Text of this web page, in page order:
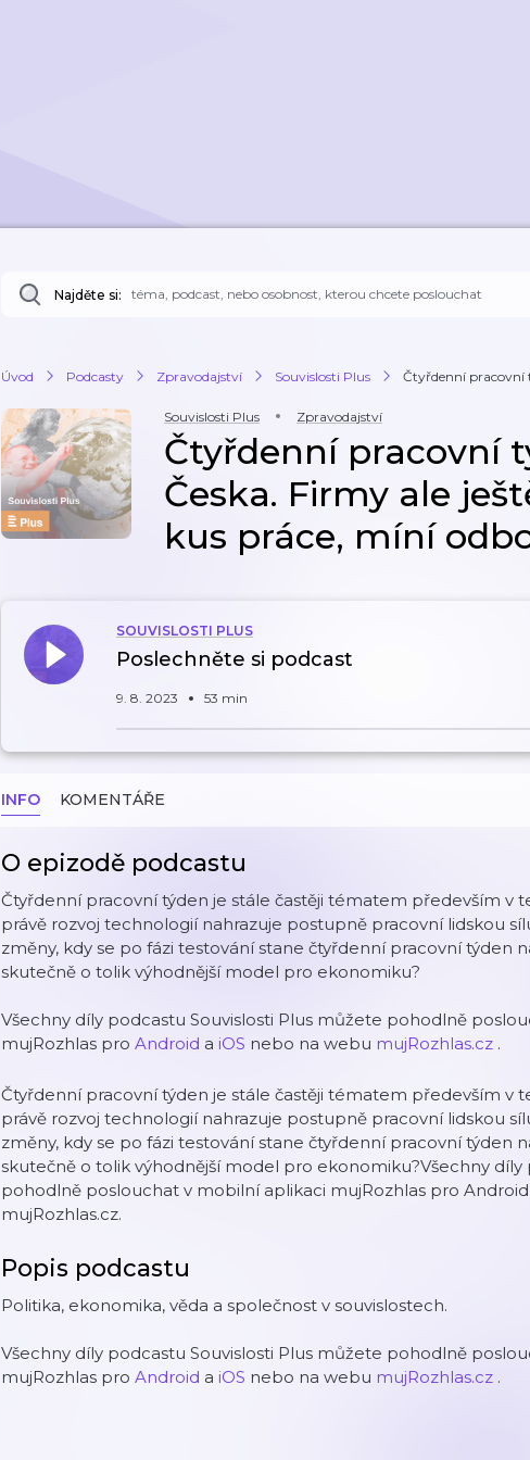
Najděte si:
Úvod Podcasty Zpravodajství Souvislosti Plus Čtyřdenní pracovní
Souvislosti Plus Zpravodajství
Čtyřdenní pracovní
Česka. Firmy ale
kus práce, míní
SOUVISLOSTI PLUS
Poslechněte si podcast
9. 8. 2023 53 min
INFO KOMENTÁŘE
O epizodě podcastu
Čtyřdenní pracovní týden je stále častěji tématem především v
právě rozvoj technologií nahrazuje postupně pracovní lidskou
změny, kdy se po fázi testování stane čtyřdenní pracovní týden
skutečně o tolik výhodnější model pro ekonomiku?
Všechny díly podcastu Souvislosti Plus můžete pohodlně
mujRozhlas pro Android a iOS nebo na webu mujRozhlas.cz .
Čtyřdenní pracovní týden je stále častěji tématem především v
právě rozvoj technologií nahrazuje postupně pracovní lidskou
změny, kdy se po fázi testování stane čtyřdenní pracovní týden
skutečně o tolik výhodnější model pro ekonomiku?Všechny díly
pohodlně poslouchat v mobilní aplikaci mujRozhlas pro
mujRozhlas.cz.
Popis podcastu
Politika, ekonomika, věda a společnost v souvislostech.
Všechny díly podcastu Souvislosti Plus můžete pohodlně
mujRozhlas pro Android a iOS nebo na webu mujRozhlas.cz .